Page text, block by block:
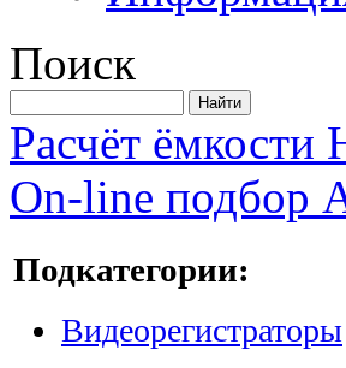
Поиск
Расчёт ёмкости
On-line подбор
Подкатегории:
Видеорегистраторы